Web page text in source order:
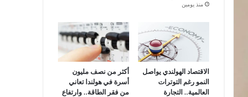
منذ يومين
الاقتصاد الهولندي يواصل
النمو رغم التوترات
العالمية.. التجارة
أكثر من نصف مليون
أسرة في هولندا تعاني
من فقر الطاقة.. وارتفاع